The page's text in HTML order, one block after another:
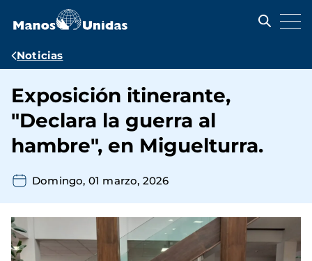
contenido
Ruta
navegación
Noticias
Exposición itinerante,
"Declara la guerra al
hambre", en Miguelturra.
Domingo, 01 marzo, 2026